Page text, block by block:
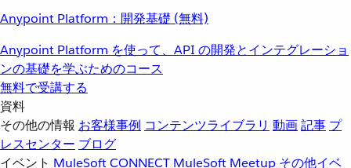
Anypoint Platform：開発基礎 (無料)
Anypoint Platform を使って、API の開発とインテグレーショ
ンの基礎を学ぶためのコース
無料で受講する
資料
その他の情報 お客様事例 コンテンツライブラリ 動画記事 プ
レスセンター ブログ
イベント MuleSoft CONNECT MuleSoft Meetup その他イベ